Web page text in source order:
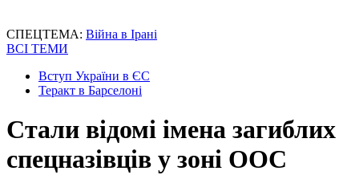
СПЕЦТЕМА: Війна в Ірані
ВСІ ТЕМИ
Вступ України в ЄС
Теракт в Барселоні
Стали відомі імена загиблих
спецназівців у зоні ООС